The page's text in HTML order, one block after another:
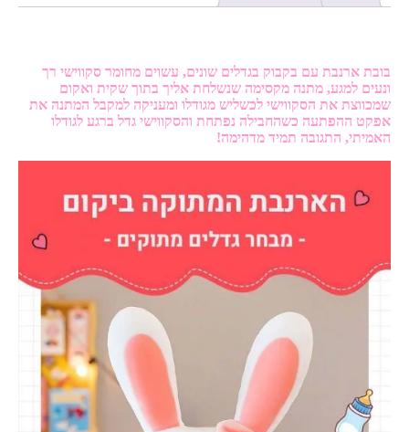
בובת ארנבת עם בקבוק בגדלים שונים, עשוים מחומר סקווישי רך
ונעים למגע, מתנה מקסימה שנשלחת אליך בתוך שקית ואקום
שמכווצת את הסקווישי לכשליש מגודלו ומעניקה למקבל המתנה את
אפקט ההפתעה כשהחבילה נפתחת והסקווישי גדל ברגע לגודלו
האמיתי, התגובה תמיד מדהימה!